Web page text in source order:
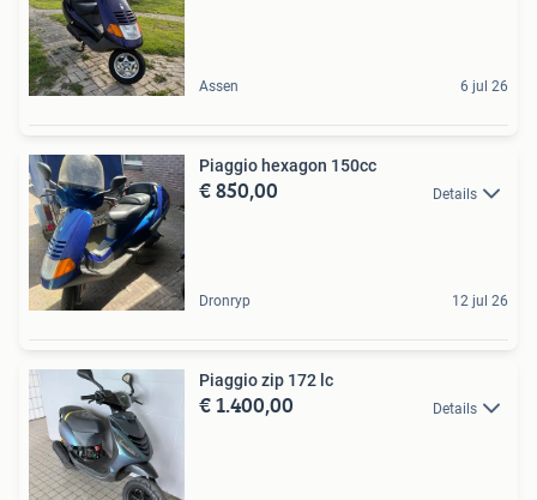
Assen 6 jul 26
Piaggio hexagon 150cc
€ 850,00 Details
Dronryp 12 jul 26
Piaggio zip 172 lc
€ 1.400,00 Details